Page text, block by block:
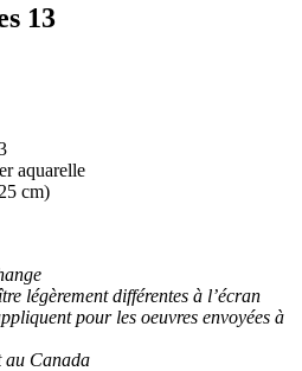
13
aquarelle
cm)
légèrement différentes à l’écran
pour les oeuvres envoyées à
au Canada